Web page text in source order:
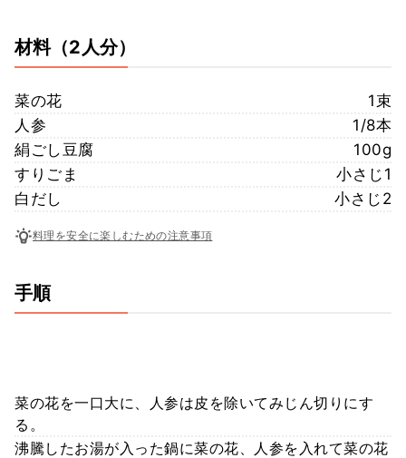
材料（2人分）
菜の花
1束
人参
1/8本
絹ごし豆腐
100g
すりごま
小さじ1
白だし
小さじ2
料理を安全に楽しむための注意事項
手順
菜の花を一口大に、人参は皮を除いてみじん切りにす
る。
沸騰したお湯が入った鍋に菜の花、人参を入れて菜の花